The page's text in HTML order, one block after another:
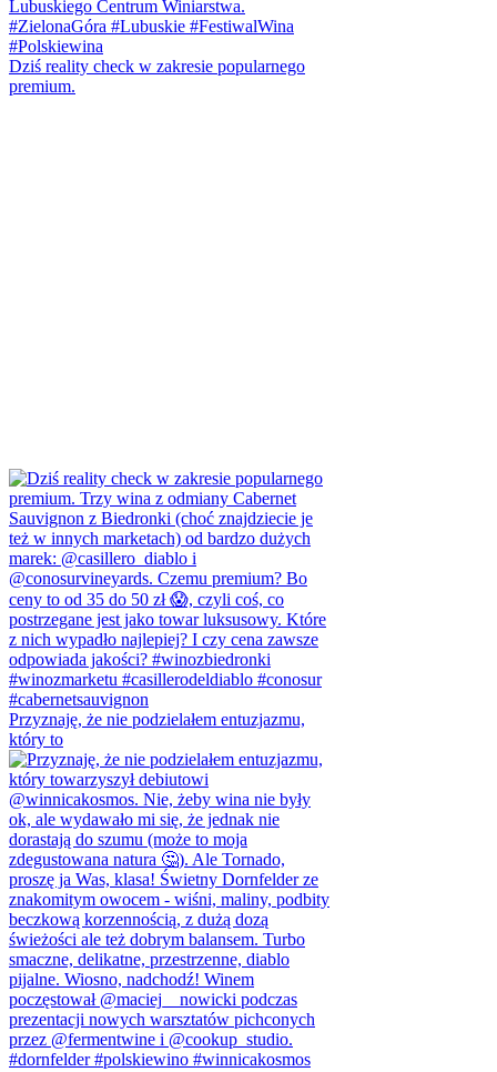
Dziś reality check w zakresie popularnego
premium.
Przyznaję, że nie podzielałem entuzjazmu,
który to